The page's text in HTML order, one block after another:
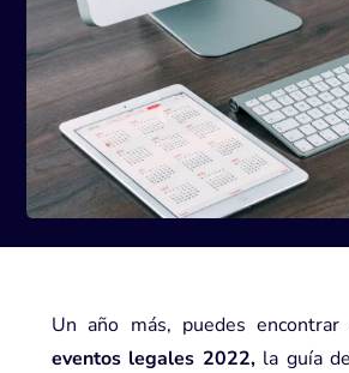
Un año más, puedes
eventos legales 2022,la guía